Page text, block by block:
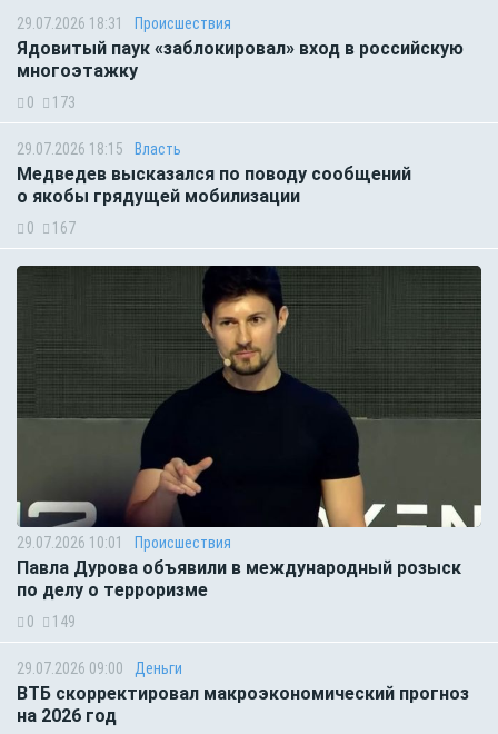
29.07.2026 18:31 Происшествия
Ядовитый паук «заблокировал» вход в российскую
многоэтажку
0 173
29.07.2026 18:15 Власть
Медведев высказался по поводу сообщений
о якобы грядущей мобилизации
0 167
29.07.2026 10:01 Происшествия
Павла Дурова объявили в международный розыск
по делу о терроризме
0 149
29.07.2026 09:00 Деньги
ВТБ скорректировал макроэкономический прогноз
на 2026 год